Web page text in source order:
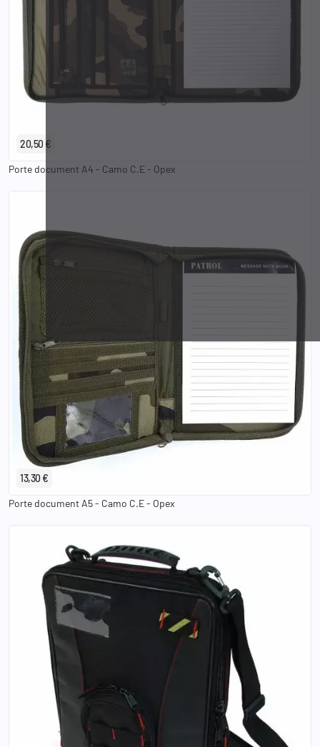
20,50 €
Porte document A4 - Camo C.E - Opex
13,30 €
Porte document A5 - Camo C.E - Opex